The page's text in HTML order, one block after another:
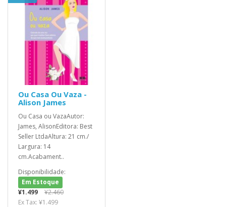
Ou Casa Ou Vaza -
Alison James
Ou Casa ou VazaAutor:
James, AlisonEditora: Best
Seller LtdaAltura: 21 cm./
Largura: 14
cm.Acabament..
Disponibilidade:
Em Estoque
¥1.499
¥2.460
Ex Tax: ¥1.499